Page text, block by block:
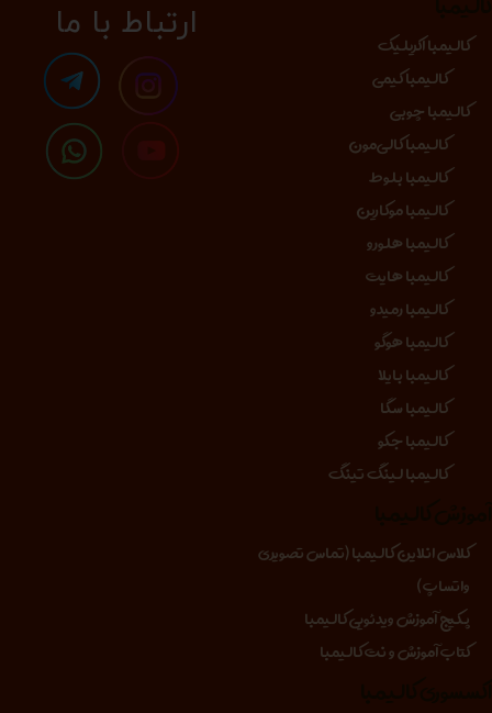
​​​ارتباط با ما
کالیمبا اکریلیک
کالیمبا کیمی
کالیمبا چوبی
کالیمبا کالی‌مون
کالیمبا بلوط
کالیمبا موکارین
کالیمبا هلورو
کالیمبا هایت
کالیمبا رمیدو
کالیمبا هوگو
کالیمبا بایلا
کالیمبا سگا
کالیمبا جکو
کالیمبا لینگ تینگ
کلاس انلاین کالیمبا (تماس تصویری
واتساپ)
پکیج آموزش ویدئویی کالیمبا
کتاب آموزش و نت کالیمبا